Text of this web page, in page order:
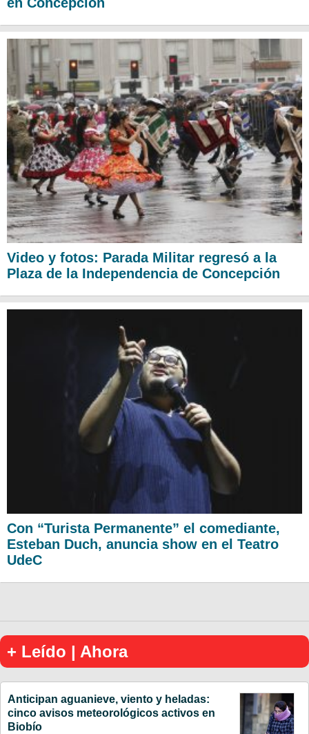
Video y fotos: Parada Militar regresó a la
Plaza de la Independencia de Concepción
Con “Turista Permanente” el comediante,
Esteban Duch, anuncia show en el Teatro
UdeC
+ Leído | Ahora
Anticipan aguanieve, viento y heladas:
cinco avisos meteorológicos activos en
Biobío